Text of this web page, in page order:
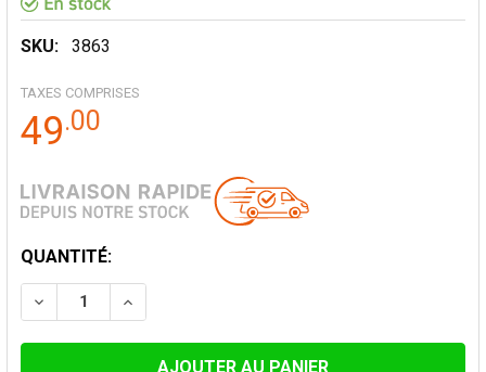
SKU: 3863
TAXES COMPRISES
49.00
STOCK
ACTUEL:
QUANTITÉ:
DIMINUER LA QUANTITÉ DE REDUCTION, BLEUI,
AUGMENTER LA QUANTITÉ DE